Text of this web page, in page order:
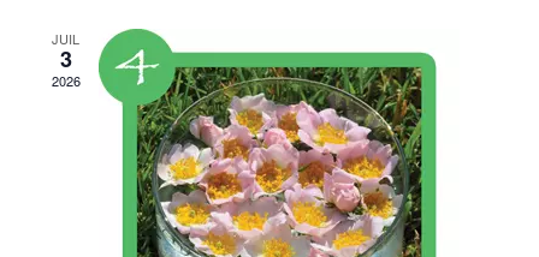
vues
JUIL
3
2026